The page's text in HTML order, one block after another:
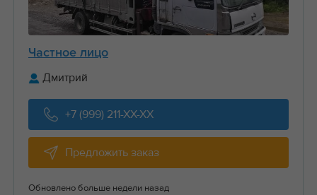
Частное лицо
Дмитрий
+7 (999) 211-XX-XX
Предложить заказ
Обновлено больше недели назад